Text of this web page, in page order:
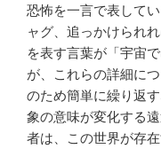
恐怖を一言で表して
ャグ、追っかけられ
を表す言葉が「宇宙
が、これらの詳細に
のため簡単に繰り返
象の意味が変化する
者は、この世界が存